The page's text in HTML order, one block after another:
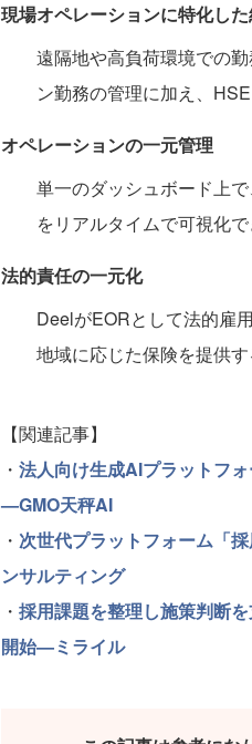
現場オペレーションに特化し
遠隔地や高負荷環境での
ン勤務の管理に加え、
オペレーションの一元管理
単一のダッシュボード上
をリアルタイムで可視化で
法的責任の一元化
DeelがEORとして法的雇
地域に応じた保険を提供す
【関連記事】
・ 法人向け生成AIプラットフ
—GMO天秤AI
・ 次世代プラットフォーム「
ンサルティング
・ 採用課題を整理し施策判断
開始—ミライル